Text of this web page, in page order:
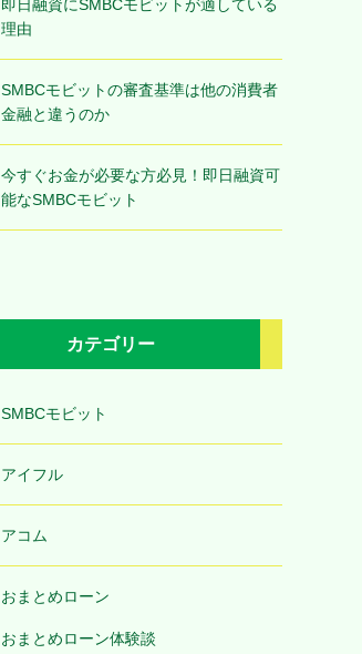
即日融資にSMBCモビットが適している
理由
SMBCモビットの審査基準は他の消費者
金融と違うのか
今すぐお金が必要な方必見！即日融資可
能なSMBCモビット
カテゴリー
SMBCモビット
アイフル
アコム
おまとめローン
おまとめローン体験談